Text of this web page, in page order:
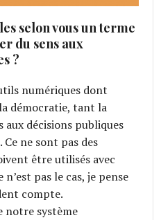
selon vous un terme
du sens aux
?
numériques dont
démocratie, tant la
décisions publiques
Ce ne sont pas des
être utilisés avec
pas le cas, je pense
compte.
notre système